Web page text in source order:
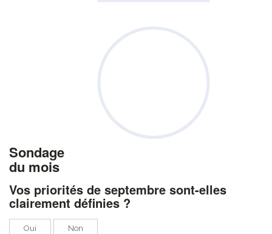
Sondage
du mois
Vos priorités de septembre sont-elles
clairement définies ?
Oui Non